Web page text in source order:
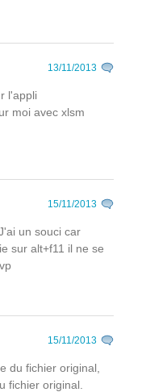
13/11/2013
l'appli
moi avec xlsm
15/11/2013
un souci car
sur alt+f11 il ne se
15/11/2013
du fichier original,
fichier original.